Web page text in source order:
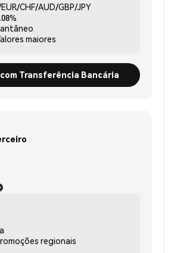
CHF/AUD/GBP/JPY
maiores
Transferência Bancária
regionais